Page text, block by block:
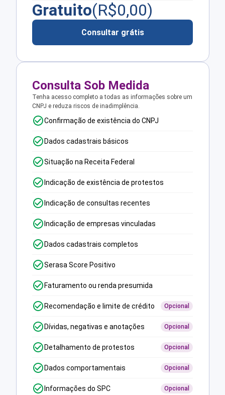
Gratuito(R$0,00)
Consultar grátis
Consulta Sob Medida
Tenha acesso completo a todas as informações sobre um
CNPJ e reduza riscos de inadimplência.
Confirmação de existência do CNPJ
Dados cadastrais básicos
Situação na Receita Federal
Indicação de existência de protestos
Indicação de consultas recentes
Indicação de empresas vinculadas
Dados cadastrais completos
Serasa Score Positivo
Faturamento ou renda presumida
Recomendação e limite de crédito Opcional
Dívidas, negativas e anotações Opcional
Detalhamento de protestos Opcional
Dados comportamentais Opcional
Informações do SPC Opcional